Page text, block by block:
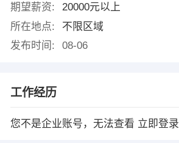
期望薪资:
20000元以上
所在地点:
不限区域
发布时间:
08-06
工作经历
您不是企业账号，无法查看 立即登录